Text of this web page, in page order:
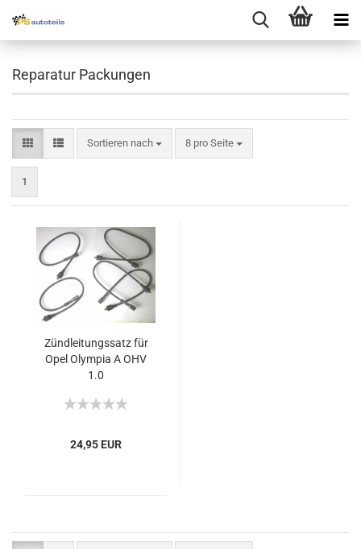
Reparatur Packungen
Sortieren nach 8 pro Seite
1
Zündleitungssatz für
Opel Olympia A OHV
1.0
24,95 EUR